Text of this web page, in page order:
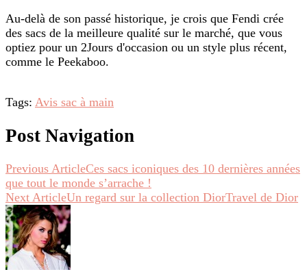
Au-delà de son passé historique, je crois que Fendi crée
des sacs de la meilleure qualité sur le marché, que vous
optiez pour un 2Jours d'occasion ou un style plus récent,
comme le Peekaboo.
Tags: Avis sac à main
Post Navigation
Previous ArticleCes sacs iconiques des 10 dernières années
que tout le monde s’arrache !
Next ArticleUn regard sur la collection DiorTravel de Dior